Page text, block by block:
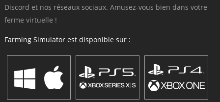
Discord et nos réseaux sociaux. Amusez-vous bien dans votre
ferme virtuelle !
Farming Simulator est disponible sur :